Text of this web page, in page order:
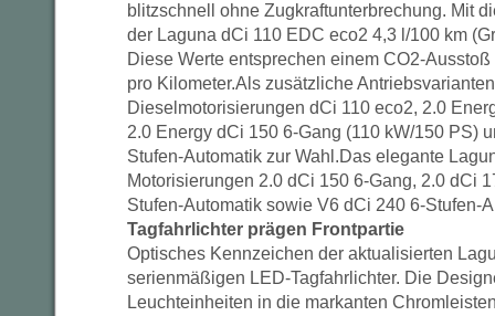
blitzschnell ohne Zugkraftunterbrechung. Mit
der Laguna dCi 110 EDC eco2 4,3 l/100 km
Diese Werte entsprechen einem CO2-
pro Kilometer.Als zusätzliche
Dieselmotorisierungen dCi 110 eco2, 2.0
2.0 Energy dCi 150 6-Gang (110 kW/150 PS)
Stufen-Automatik zur Wahl.Das elegante
Motorisierungen 2.0 dCi 150 6-Gang, 2.0 dCi
Stufen-Automatik sowie V6 dCi 240 6-Stufen-
Tagfahrlichter prägen Frontpartie
Optisches Kennzeichen der aktualisierten
serienmäßigen LED-Tagfahrlichter. Die
Leuchteinheiten in die markanten